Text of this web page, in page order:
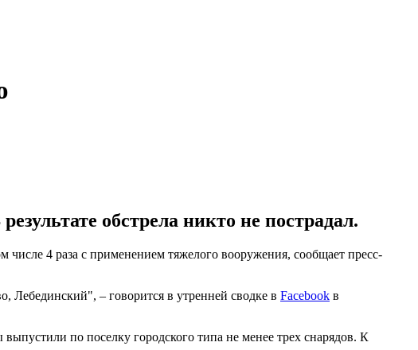
обстрела никто не пострадал.
4 раза с применением тяжелого вооружения, сообщает пресс-
Лебединский", – говорится в утренней сводке в Facebook в
по поселку городского типа не менее трех снарядов. К